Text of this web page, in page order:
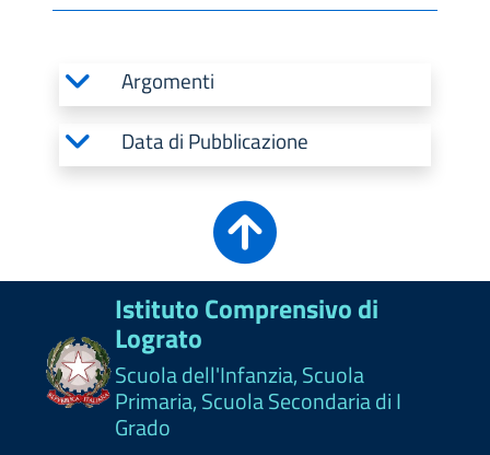
Argomenti
Data di Pubblicazione
Istituto Comprensivo di
Lograto
Scuola dell'Infanzia, Scuola
Primaria, Scuola Secondaria di I
Grado